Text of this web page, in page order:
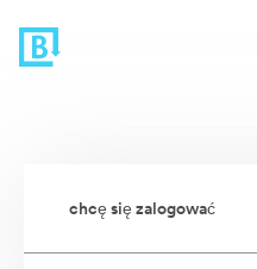
chcę się zalogować